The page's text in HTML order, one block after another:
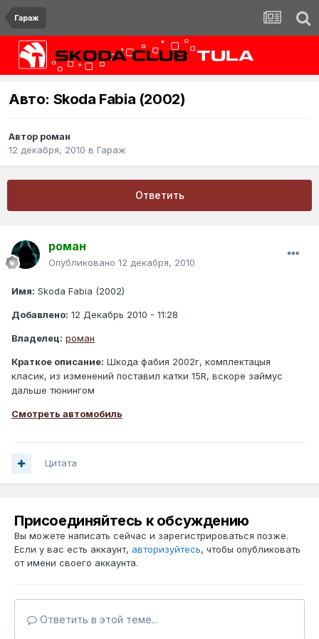
Гараж
Авто: Skoda Fabia (2002)
Автор роман
12 декабря, 2010 в Гараж
Ответить
роман
Опубликовано 12 декабря, 2010
Имя: Skoda Fabia (2002)
Добавлено: 12 Декабрь 2010 - 11:28
Владелец: роман
Краткое описание: Шкода фабия 2002г, комплектацыя
класик, из изменений поставил катки 15R, вскоре займус
дальше тюнингом
Смотреть автомобиль
Цитата
Присоединяйтесь к обсуждению
Вы можете написать сейчас и зарегистрироваться позже.
Если у вас есть аккаунт, авторизуйтесь, чтобы опубликовать
от имени своего аккаунта.
Ответить в этой теме...